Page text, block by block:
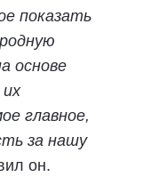
показать
основе
главное,
за нашу
он.